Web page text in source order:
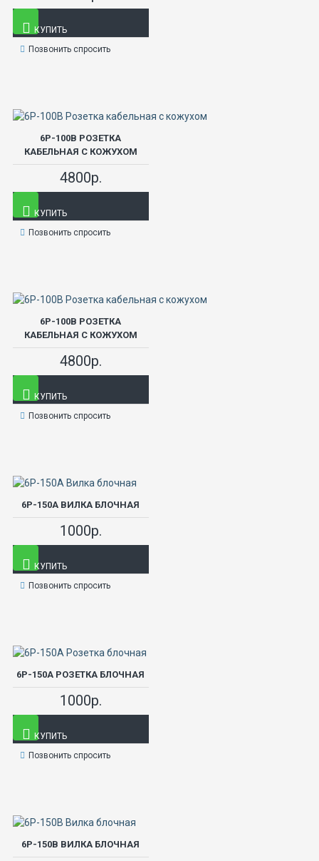
КУПИТЬ
Позвонить спросить
6Р-100В РОЗЕТКА
КАБЕЛЬНАЯ С КОЖУХОМ
4800р.
КУПИТЬ
Позвонить спросить
6Р-100В РОЗЕТКА
КАБЕЛЬНАЯ С КОЖУХОМ
4800р.
КУПИТЬ
Позвонить спросить
6Р-150А ВИЛКА БЛОЧНАЯ
1000р.
КУПИТЬ
Позвонить спросить
6Р-150А РОЗЕТКА БЛОЧНАЯ
1000р.
КУПИТЬ
Позвонить спросить
6Р-150В ВИЛКА БЛОЧНАЯ